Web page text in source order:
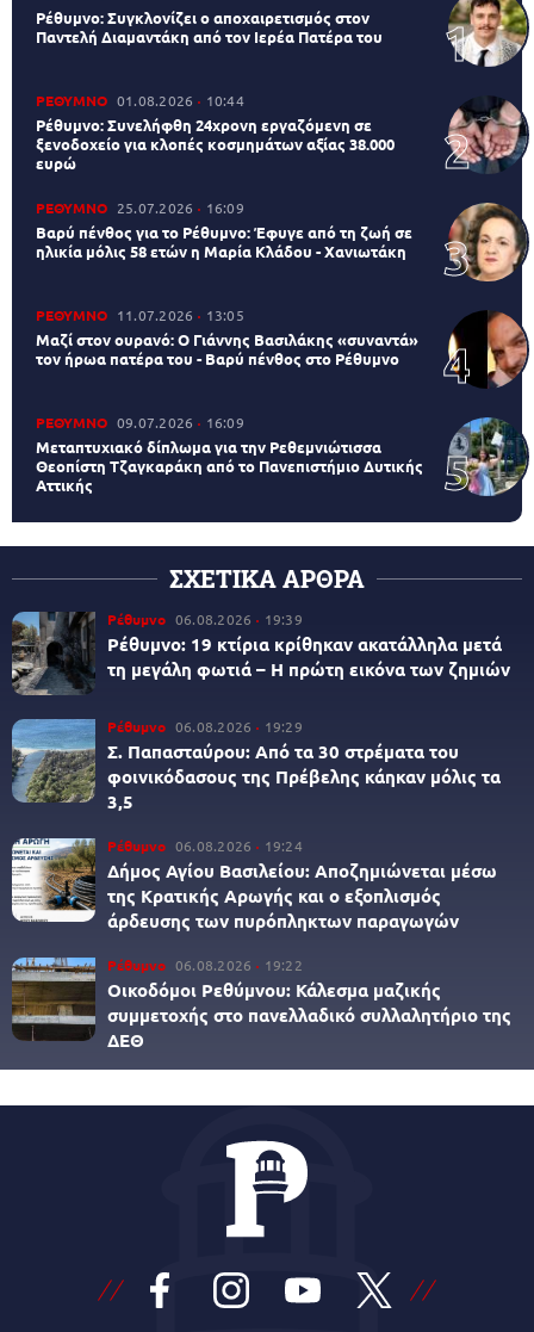
Ρέθυμνο: Συγκλονίζει ο αποχαιρετισμός στον
Παντελή Διαμαντάκη από τον Ιερέα Πατέρα του
ΡΕΘΥΜΝΟ 01.08.2026 10:44
Ρέθυμνο: Συνελήφθη 24χρονη εργαζόμενη σε
ξενοδοχείο για κλοπές κοσμημάτων αξίας 38.000
ευρώ
ΡΕΘΥΜΝΟ 25.07.2026 16:09
Βαρύ πένθος για το Ρέθυμνο: Έφυγε από τη ζωή σε
ηλικία μόλις 58 ετών η Μαρία Κλάδου - Χανιωτάκη
ΡΕΘΥΜΝΟ 11.07.2026 13:05
Μαζί στον ουρανό: Ο Γιάννης Βασιλάκης «συναντά»
τον ήρωα πατέρα του - Βαρύ πένθος στο Ρέθυμνο
ΡΕΘΥΜΝΟ 09.07.2026 16:09
Μεταπτυχιακό δίπλωμα για την Ρεθεμνιώτισσα
Θεοπίστη Τζαγκαράκη από το Πανεπιστήμιο Δυτικής
Αττικής
ΣΧΕΤΙΚΑ ΑΡΘΡΑ
Ρέθυμνο 06.08.2026 19:39
Ρέθυμνο: 19 κτίρια κρίθηκαν ακατάλληλα μετά
τη μεγάλη φωτιά – Η πρώτη εικόνα των ζημιών
Ρέθυμνο 06.08.2026 19:29
Σ. Παπασταύρου: Από τα 30 στρέματα του
φοινικόδασους της Πρέβελης κάηκαν μόλις τα
3,5
Ρέθυμνο 06.08.2026 19:24
Δήμος Αγίου Βασιλείου: Αποζημιώνεται μέσω
της Κρατικής Αρωγής και ο εξοπλισμός
άρδευσης των πυρόπληκτων παραγωγών
Ρέθυμνο 06.08.2026 19:22
Οικοδόμοι Ρεθύμνου: Κάλεσμα μαζικής
συμμετοχής στο πανελλαδικό συλλαλητήριο της
ΔΕΘ